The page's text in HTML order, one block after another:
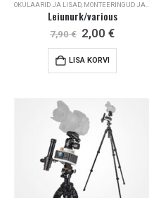
OKULAARID JA LISAD, MONTEERINGUD JA LISAD
Leiunurk/various
7,90€ Algne
hind
oli:
7,90 €.
2,00 €Current
LISA KORVI